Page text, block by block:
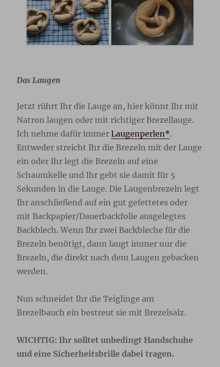
Das Laugen
Jetzt rührt Ihr die Lauge an, hier könnt Ihr mit
Natron laugen oder mit richtiger Brezellauge.
Ich nehme dafür immerLaugenperlen*.
Entweder streicht Ihr die Brezeln mit der Lauge
ein oder Ihr legt die Brezeln auf eine
Schaumkelle und Ihr gebt sie damit für 5
Sekunden in die Lauge. Die Laugenbrezeln legt
Ihr anschließend auf ein gut gefettetes oder
mit Backpapier/Dauerbackfolie ausgelegtes
Backblech. Wenn Ihr zwei Backbleche für die
Brezeln benötigt, dann laugt immer nur die
Brezeln, die direkt nach dem Laugen gebacken
werden.
Nun schneidet Ihr die Teiglinge am
Brezelbauch ein bestreut sie mit Brezelsalz.
WICHTIG: Ihr solltet unbedingt Handschuhe
und eine Sicherheitsbrille dabei tragen.